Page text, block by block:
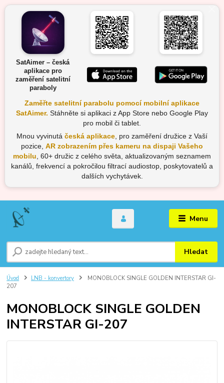
SatAimer – česká
aplikace pro
zaměření satelitní
paraboly
Zaměřte satelitní parabolu pomocí mobilní aplikace
SatAimer. Stáhněte si aplikaci z App Store nebo Google Play
pro mobil či tablet.
Mnou vyvinutá česká aplikace , pro zaměření družice z Vaší
pozice, AR zobrazením přes kameru na dispaji Vašeho
mobilu , 60+ družic z celého světa, aktualizovaným seznamem
kanálů, frekvencí a pokročilou filtrací audiostop, poskytovatelů a
dalších vychytávek.
Menu
Hledat
Úvod LNB - konvertory
MONOBLOCK SINGLE GOLDEN INTERSTAR GI-
207
MONOBLOCK SINGLE GOLDEN
INTERSTAR GI-207